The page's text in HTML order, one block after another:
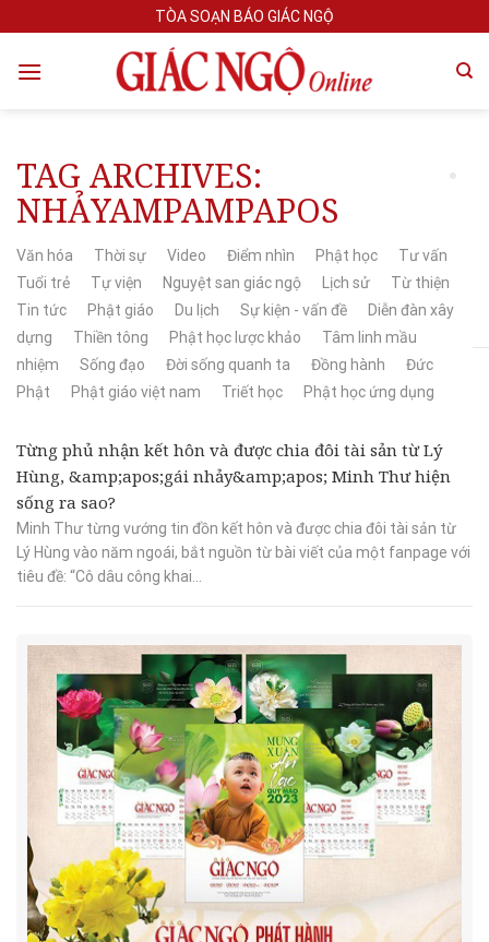
to
content
TÒA SOẠN BÁO GIÁC NGỘ
TAG ARCHIVES:
NHẢYAMPAMPAPOS
Văn hóa Thời sự Video Điểm nhìn Phật học
Tư vấn
Tuổi trẻ
Tự viện Nguyệt san giác ngộ Lịch sử
Từ thiện
Tin tức
Phật giáo Du lịch Sự kiện - vấn đề
Diễn đàn xây
dựng
Thiền tông Phật học lược khảo
Tâm linh mầu
nhiệm
Sống đạo Đời sống quanh ta Đồng hành
Đức
Phật
Phật giáo việt nam Triết học Phật học ứng dụng
Từng phủ nhận kết hôn và được chia đôi tài sản từ Lý
Hùng, &amp;apos;gái nhảy&amp;apos; Minh Thư hiện
sống ra sao?
Minh Thư từng vướng tin đồn kết hôn và được chia đôi tài sản từ
Lý Hùng vào năm ngoái, bắt nguồn từ bài viết của một fanpage với
tiêu đề: “Cô dâu công khai...